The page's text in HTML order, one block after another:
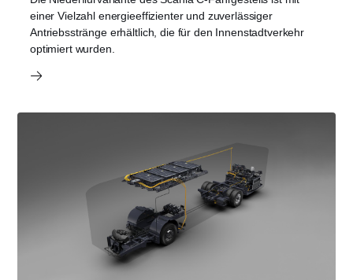
einer Vielzahl energieeffizienter und zuverlässiger
Antriebsstränge erhältlich, die für den Innenstadtverkehr
optimiert wurden.